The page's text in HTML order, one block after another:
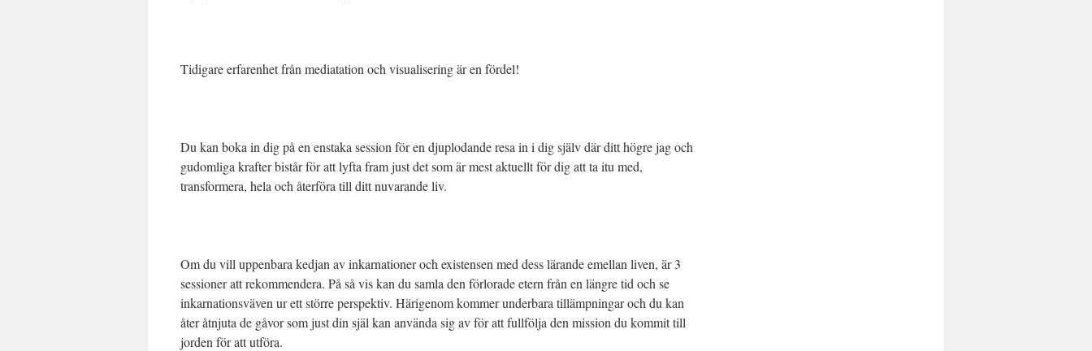
Tidigare erfarenhet från mediatation och visualisering är en fördel!
Du kan boka in dig på en enstaka session för en djuplodande resa in i dig själv där ditt högre jag och
gudomliga krafter bistår för att lyfta fram just det som är mest aktuellt för dig att ta itu med,
transformera, hela och återföra till ditt nuvarande liv.
Om du vill uppenbara kedjan av inkarnationer och existensen med dess lärande emellan liven, är 3
sessioner att rekommendera. På så vis kan du samla den förlorade etern från en längre tid och se
inkarnationsväven ur ett större perspektiv. Härigenom kommer underbara tillämpningar och du kan
åter åtnjuta de gåvor som just din själ kan använda sig av för att fullfölja den mission du kommit till
jorden för att utföra.